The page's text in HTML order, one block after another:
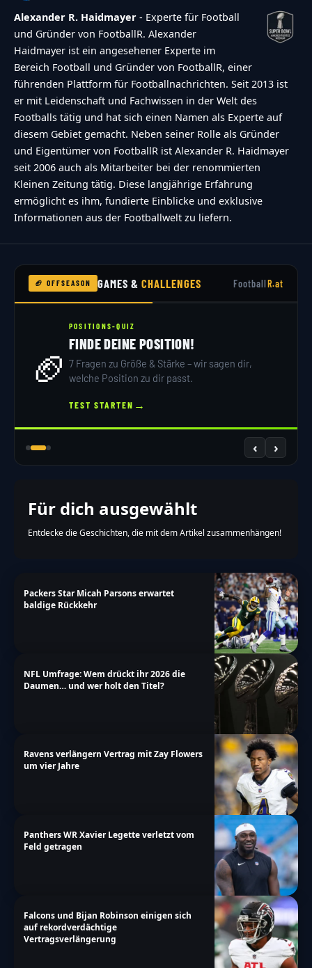
Alexander R. Haidmayer - Experte für Football
und Gründer von FootballR. Alexander
Haidmayer ist ein angesehener Experte im
Bereich Football und Gründer von FootballR, einer
führenden Plattform für Footballnachrichten. Seit 2013 ist
er mit Leidenschaft und Fachwissen in der Welt des
Footballs tätig und hat sich einen Namen als Experte auf
diesem Gebiet gemacht. Neben seiner Rolle als Gründer
und Eigentümer von FootballR ist Alexander R. Haidmayer
seit 2006 auch als Mitarbeiter bei der renommierten
Kleinen Zeitung tätig. Diese langjährige Erfahrung
ermöglicht es ihm, fundierte Einblicke und exklusive
Informationen aus der Footballwelt zu liefern.
🏈 OFFSEASON GAMES &CHALLENGES FootballR.at
🏈
POSITIONS-QUIZ
FINDE DEINE POSITION!
7 Fragen zu Größe & Stärke – wir sagen dir,
welche Position zu dir passt.
TEST STARTEN →
‹ ›
Für dich ausgewählt
Entdecke die Geschichten, die mit dem Artikel zusammenhängen!
Packers Star Micah Parsons erwartet
baldige Rückkehr
NFL Umfrage: Wem drückt ihr 2026 die
Daumen… und wer holt den Titel?
Ravens verlängern Vertrag mit Zay Flowers
um vier Jahre
Panthers WR Xavier Legette verletzt vom
Feld getragen
Falcons und Bijan Robinson einigen sich
auf rekordverdächtige
Vertragsverlängerung